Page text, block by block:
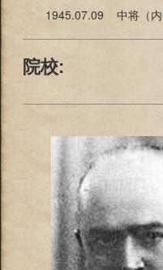
1945.07.09 中将（内
院校: